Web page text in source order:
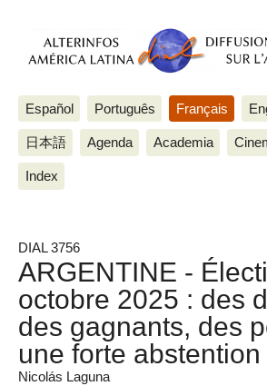
Español Português Français
日本語 Agenda Academia
Index
DIAL 3756
ARGENTINE -
octobre 2025 : des
des gagnants, des
une forte abstention
Nicolás Laguna